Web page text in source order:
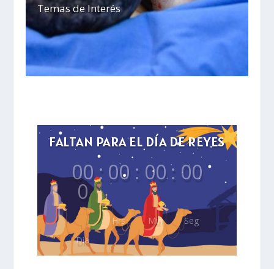
Temas de Interés
FALTAN PARA EL DÍA DE REYES
00
0
Día
: 00
Hrs
: 00
Min
: 00
Seg